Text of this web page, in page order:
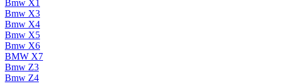
Bmw X1
Bmw X3
Bmw X4
Bmw X5
Bmw X6
BMW X7
Bmw Z3
Bmw Z4